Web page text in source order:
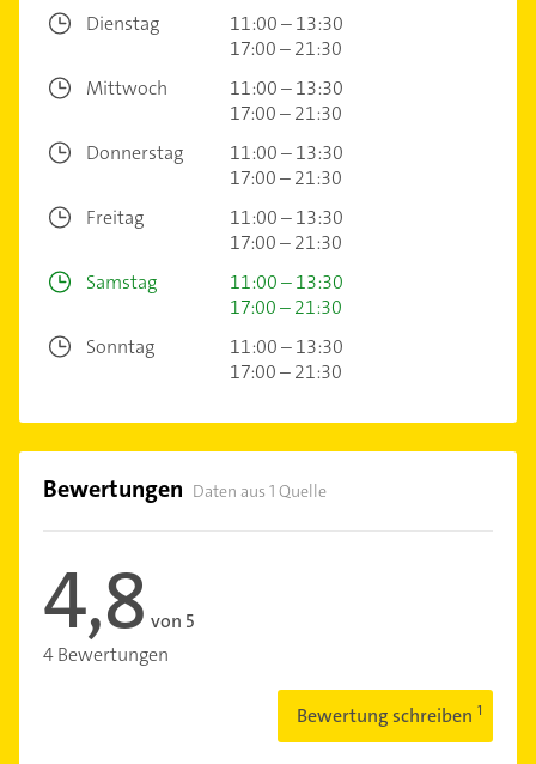
Dienstag
11:00 – 13:30
17:00 – 21:30
Mittwoch
11:00 – 13:30
17:00 – 21:30
Donnerstag
11:00 – 13:30
17:00 – 21:30
Freitag
11:00 – 13:30
17:00 – 21:30
Samstag
11:00 – 13:30
17:00 – 21:30
Sonntag
11:00 – 13:30
17:00 – 21:30
Bewertungen Daten aus 1 Quelle
4,8 von 5
4 Bewertungen
Bewertung schreiben